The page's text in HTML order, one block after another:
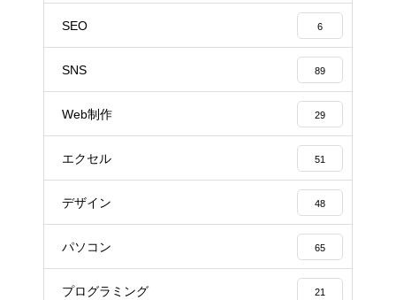
SEO 6
SNS 89
Web制作 29
エクセル 51
デザイン 48
パソコン 65
プログラミング 21